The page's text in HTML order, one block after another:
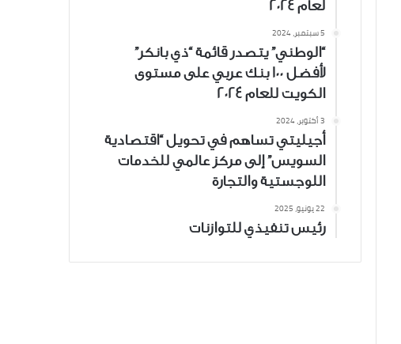
لعام 2024
5 سبتمبر، 2024
“الوطني” يتصدر قائمة “ذي بانكر”
لأفضل 100 بنك عربي على مستوى
الكويت للعام 2024
3 أكتوبر، 2024
أجيليتي تساهم في تحويل “اقتصادية
السويس” إلى مركز عالمي للخدمات
اللوجستية والتجارة
22 يونيو، 2025
رئيس تنفيذي للتوازنات